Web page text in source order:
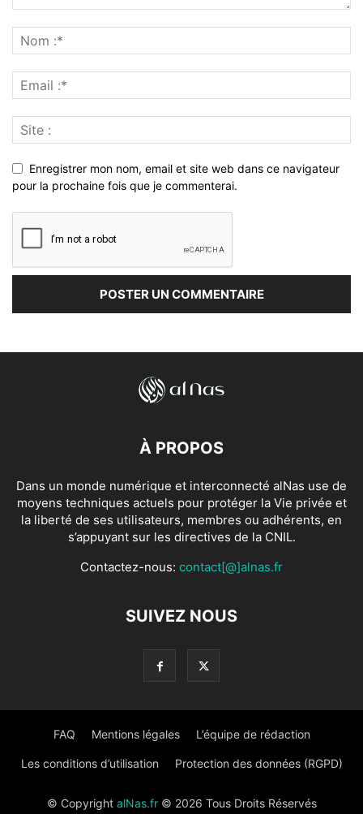
Enregistrer mon nom, email et site web dans ce navigateur
pour la prochaine fois que je commenterai.
À PROPOS
Dans un monde numérique et interconnecté alNas use de
moyens techniques actuels pour protéger la Vie privée et
la liberté de ses utilisateurs, membres ou adhérents, en
s’appuyant sur les directives de la CNIL.
Contactez-nous: contact[@]alnas.fr
SUIVEZ NOUS
FAQ Mentions légales L’équipe de rédaction
Les conditions d’utilisation Protection des données (RGPD)
© Copyright alNas.fr© 2026 Tous Droits Réservés